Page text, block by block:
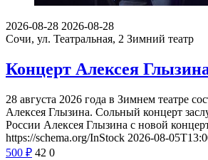
2026-08-28 2026-08-28
Сочи, ул. Театральная, 2 Зимний театр
Концерт Алексея
28 августа 2026 года в Зимнем театре
Алексея Глызина. Сольный концерт
России Алексея Глызина с новой
https://schema.org/InStock 2026-08-
500 ₽ 42 0